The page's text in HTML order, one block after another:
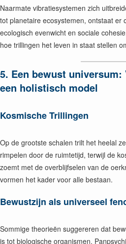
Naarmate vibratiesystemen zich
tot planetaire ecosystemen, ontstaat er
ecologisch evenwicht en sociale
hoe trillingen het leven in staat stellen
5. Een bewust
een holistisch model
Kosmische Trillingen
Op de grootste schalen trilt het heelal
rimpelen door de ruimtetijd, terwijl de
zoemt met de overblijfselen van de
vormen het kader voor alle bestaan.
Bewustzijn als universeel
Sommige theorieën suggereren dat
is tot biologische organismen.